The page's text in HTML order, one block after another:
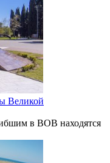
Великой
в ВОВ находятся